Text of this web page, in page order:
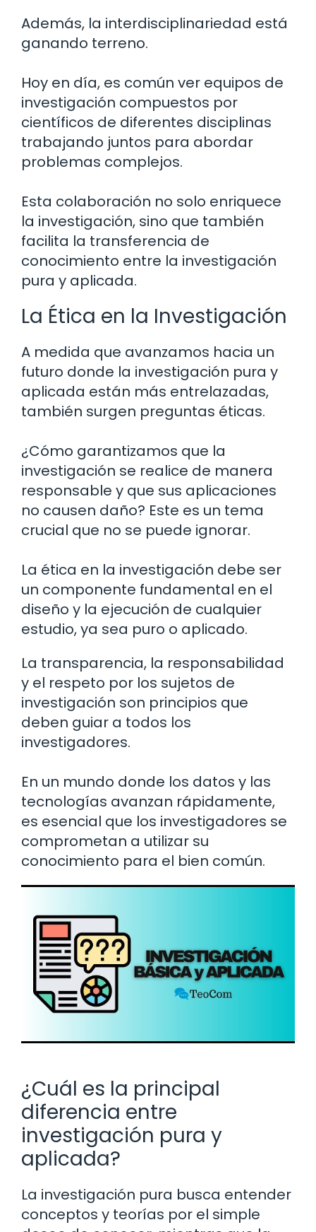
Además, la interdisciplinariedad está
ganando terreno.
Hoy en día, es común ver equipos de
investigación compuestos por
científicos de diferentes disciplinas
trabajando juntos para abordar
problemas complejos.
Esta colaboración no solo enriquece
la investigación, sino que también
facilita la transferencia de
conocimiento entre la investigación
pura y aplicada.
La Ética en la Investigación
A medida que avanzamos hacia un
futuro donde la investigación pura y
aplicada están más entrelazadas,
también surgen preguntas éticas.
¿Cómo garantizamos que la
investigación se realice de manera
responsable y que sus aplicaciones
no causen daño? Este es un tema
crucial que no se puede ignorar.
La ética en la investigación debe ser
un componente fundamental en el
diseño y la ejecución de cualquier
estudio, ya sea puro o aplicado.
La transparencia, la responsabilidad
y el respeto por los sujetos de
investigación son principios que
deben guiar a todos los
investigadores.
En un mundo donde los datos y las
tecnologías avanzan rápidamente,
es esencial que los investigadores se
comprometan a utilizar su
conocimiento para el bien común.
¿Cuál es la principal
diferencia entre
investigación pura y
aplicada?
La investigación pura busca entender
conceptos y teorías por el simple